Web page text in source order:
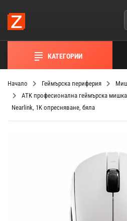
КАТЕГОРИИ
Начало Геймърска периферия
ATK професионална геймърска
Nearlink, 1K опресняване, бяла